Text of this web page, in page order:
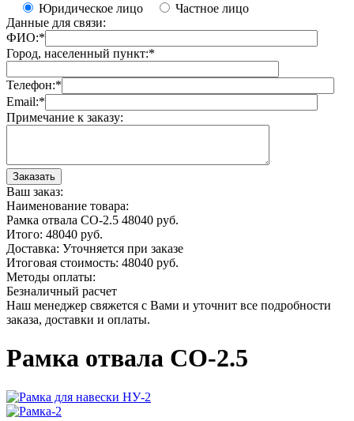
Юридическое лицо
Частное лицо
Данные для связи:
ФИО:*
Город, населенный пункт:*
Телефон:*
Email:*
Примечание к заказу:
Ваш заказ:
Наименование товара:
Рамка отвала СО-2.5 48040 руб.
Итого: 48040 руб.
Доставка: Уточняется при заказе
Итоговая стоимость: 48040 руб.
Методы оплаты:
Безналичный расчет
Наш менеджер свяжется с Вами и уточнит все подробности
заказа, доставки и оплаты.
Рамка отвала СО-2.5